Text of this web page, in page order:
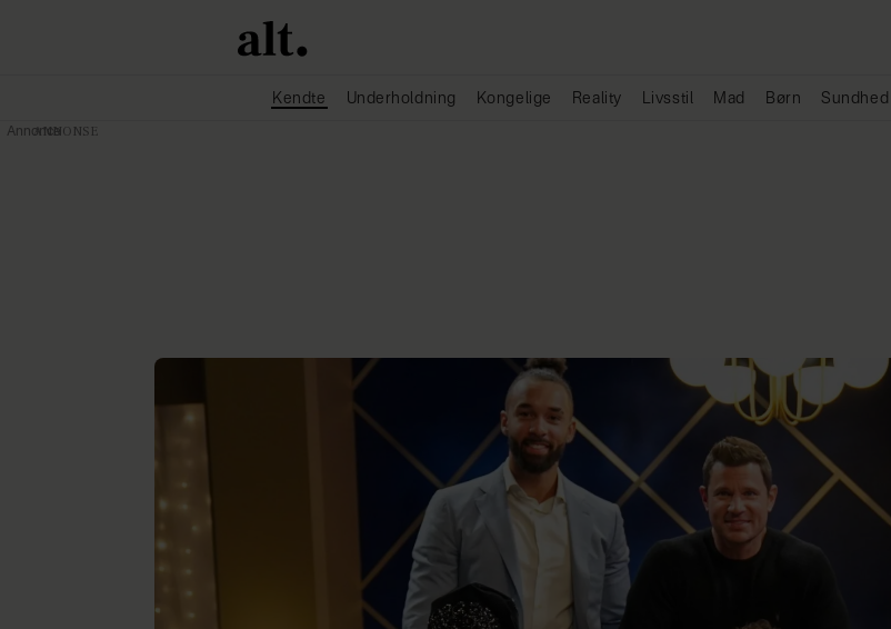
Kendte Underholdning Kongelige Reality Livsstil Mad Børn Sundhed
Annonce